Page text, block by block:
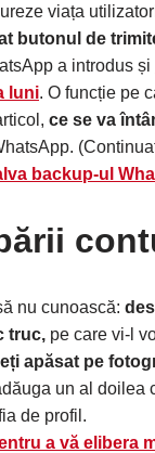
viața
butonul de
a introdus și
luni. O funcție pe
ce se va
backup-ul
nu cunoască:
truc, pe care vi-l
apăsat pe
un al doilea
de profil.
a vă elibera